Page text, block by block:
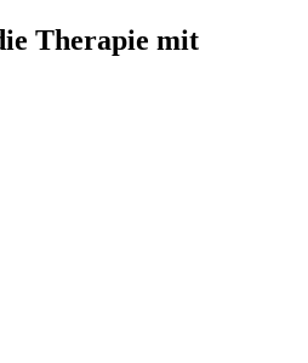
Therapie mit